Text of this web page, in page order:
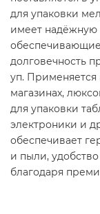
для упаковки
имеет надёжную
долговечность
уп.
магазинах,
для упаковки
электроники и
обеспечивает
и пыли,
благодаря